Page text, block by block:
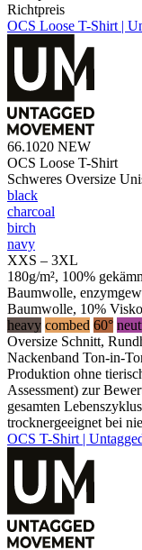
Richtpreis
OCS Loose T-Shirt |
66.1020 NEW
OCS Loose T-Shirt
Schweres Oversize
black
charcoal
birch
navy
XXS – 3XL
180g/m², 100%
Baumwolle,
Baumwolle, 10%
heavy combed 60°
Oversize Schnitt,
Nackenband Ton-in-
Produktion ohne
Assessment) zur
gesamten
trocknergeeignet bei
OCS T-Shirt |